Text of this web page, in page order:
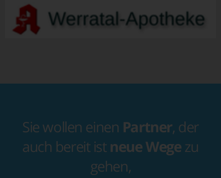
Sie wollen einen Partner, der
auch bereit ist neue Wegezu
gehen,